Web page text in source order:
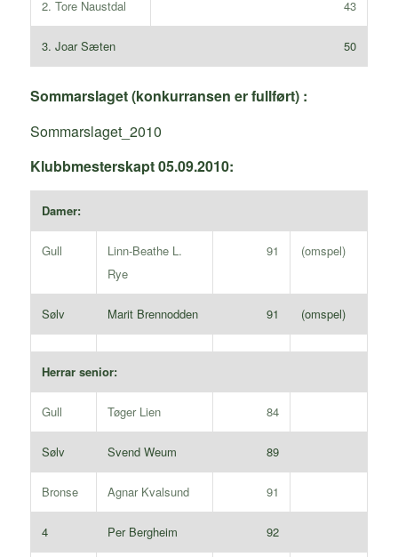
2. Tore Naustdal 43
3. Joar Sæten 50
Sommarslaget (konkurransen er fullført) :
Sommarslaget_2010
Klubbmesterskapt 05.09.2010:
Damer:
Gull
Linn-Beathe L.
Rye
91 (omspel)
Sølv Marit Brennodden 91 (omspel)
Herrar senior:
Gull Tøger Lien 84
Sølv Svend Weum 89
Bronse Agnar Kvalsund 91
4 Per Bergheim 92